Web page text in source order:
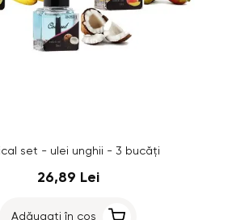
set - ulei unghii - 3 bucăți
26,89 Lei
Adăugați în coș